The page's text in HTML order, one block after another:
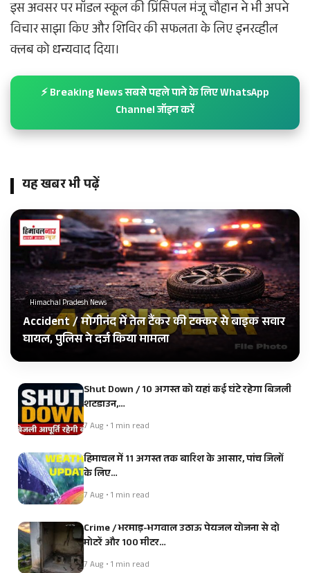
इस अवसर पर मॉडल स्कूल की प्रिंसिपल मंजू चौहान ने भी अपने
विचार साझा किए और शिविर की सफलता के लिए इनरव्हील
क्लब को धन्यवाद दिया।
⚡ Breaking News सबसे पहले पाने के लिए WhatsApp
Channel जॉइन करें
यह खबर भी पढ़ें
Himachal Pradesh News
Accident / मोगीनंद में तेल टैंकर की टक्कर से बाइक सवार
घायल, पुलिस ने दर्ज किया मामला
Shut Down / 10 अगस्त को यहां कई घंटे रहेगा बिजली
शटडाउन,…
7 Aug • 1 min read
हिमाचल में 11 अगस्त तक बारिश के आसार, पांच जिलों
के लिए…
7 Aug • 1 min read
Crime / भरमाड़-भगवाल उठाऊ पेयजल योजना से दो
मोटरें और 100 मीटर…
7 Aug • 1 min read